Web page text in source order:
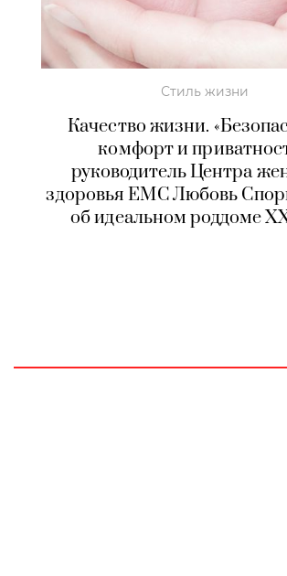
Стиль жизни
Качество жизни.
комфорт и
руководитель Центра
здоровья ЕМС Любовь
об идеальном роддоме